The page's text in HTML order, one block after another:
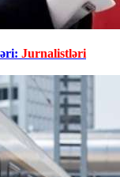
Jurnalistləri